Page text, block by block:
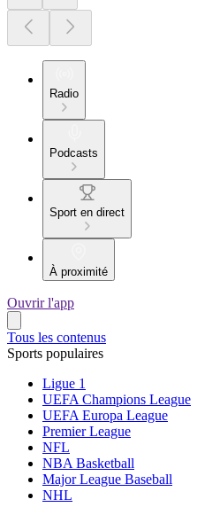
Radio
Podcasts
Sport en direct
À proximité
Ouvrir l'app
Tous les contenus
Sports populaires
Ligue 1
UEFA Champions League
UEFA Europa League
Premier League
NFL
NBA Basketball
Major League Baseball
NHL